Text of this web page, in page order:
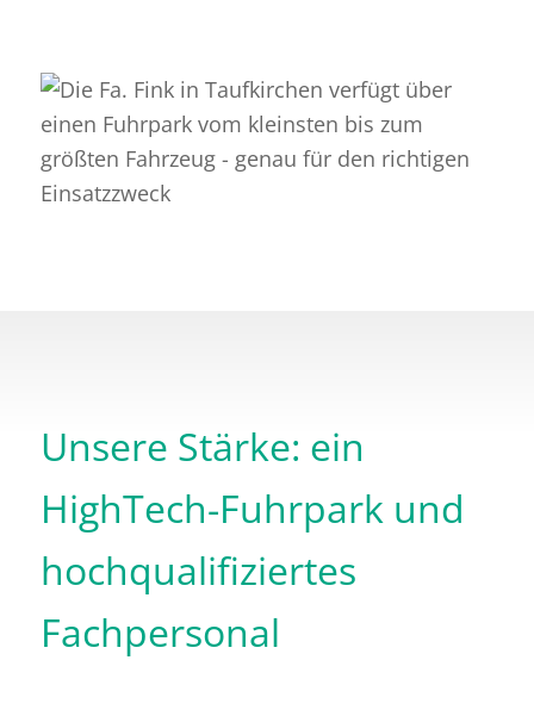
Unsere Stärke: ein
HighTech-Fuhrpark und
hochqualifiziertes
Fachpersonal